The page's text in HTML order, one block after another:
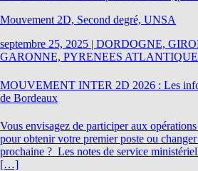
Mouvement 2D, Second degré, UNSA
septembre 25, 2025 | DORDOGNE,
GARONNE, PYRENEES
MOUVEMENT INTER 2D 2026 : Les
de Bordeaux
Vous envisagez de participer aux
pour obtenir votre premier poste ou changer
prochaine ? Les notes de service
[…]